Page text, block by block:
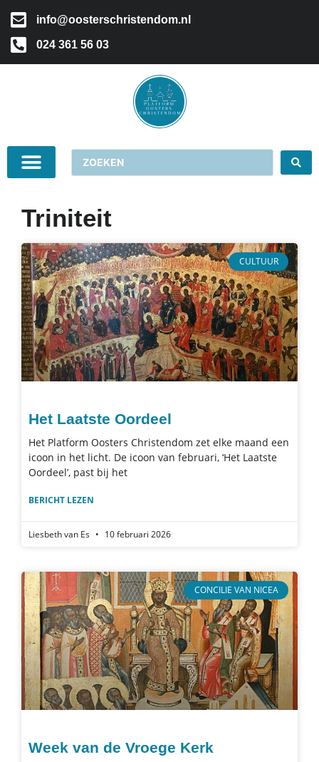
info@oosterschristendom.nl
024 361 56 03
Triniteit
CULTUUR
Het Laatste Oordeel
Het Platform Oosters Christendom zet elke maand een
icoon in het licht. De icoon van februari, ‘Het Laatste
Oordeel’, past bij het
BERICHT LEZEN
Liesbeth van Es 10 februari 2026
CONCILIE VAN NICEA
Week van de Vroege Kerk